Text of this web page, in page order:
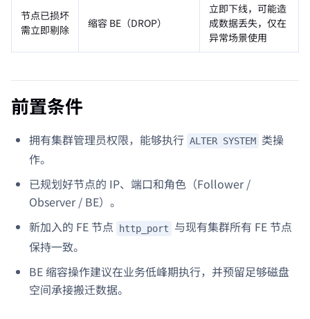
节点已损坏
需立即剔除
缩容 BE（DROP）
立即下线，可能造
成数据丢失，仅在
异常场景使用
前置条件
拥有集群管理员权限，能够执行 ALTER SYSTEM 类操
作。
已规划好节点的 IP、端口和角色（Follower /
Observer / BE）。
新加入的 FE 节点
http_port
与现有集群所有 FE 节点
保持一致。
BE 缩容操作建议在业务低峰期执行，并预留足够磁盘
空间承接搬迁数据。